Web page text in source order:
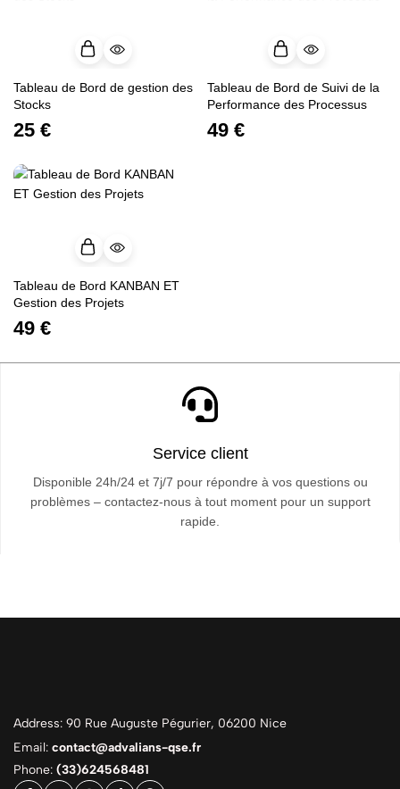
Tableau de Bord de gestion des
Stocks
25 €
Tableau de Bord de Suivi de la
Performance des Processus
49 €
Tableau de Bord KANBAN ET
Gestion des Projets
49 €
Service client
Disponible 24h/24 et 7j/7 pour répondre à vos questions ou
problèmes – contactez-nous à tout moment pour un support
rapide.
Address: 90 Rue Auguste Pégurier, 06200 Nice
Email: contact@advalians-qse.fr
Phone: (33)624568481